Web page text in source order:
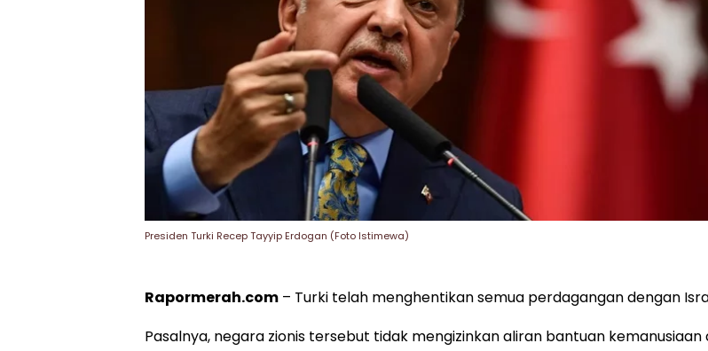
Presiden Turki Recep Tayyip Erdogan (Foto Istimewa)
Rapormerah.com – Turki telah menghentikan semua perdagangan dengan
Pasalnya, negara zionis tersebut tidak mengizinkan aliran bantuan kemanusiaan